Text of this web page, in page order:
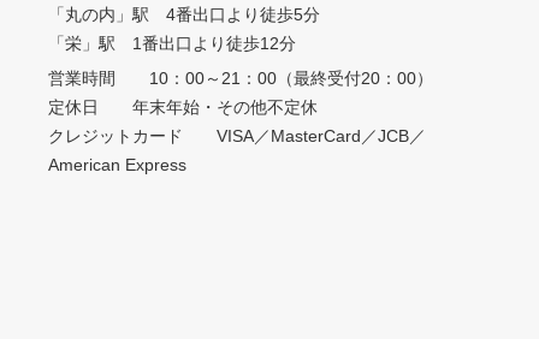
「丸の内」駅 4番出口より徒歩5分
「栄」駅 1番出口より徒歩12分
営業時間 10：00～21：00（最終受付20：00）
定休日 年末年始・その他不定休
クレジットカード VISA／MasterCard／JCB／
American Express